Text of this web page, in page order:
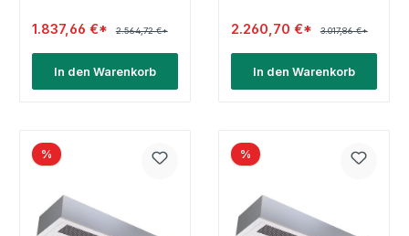
1.837,66 €* 2.564,72 €*
In den Warenkorb
2.260,70 €* 3.017,86 €*
In den Warenkorb
% %